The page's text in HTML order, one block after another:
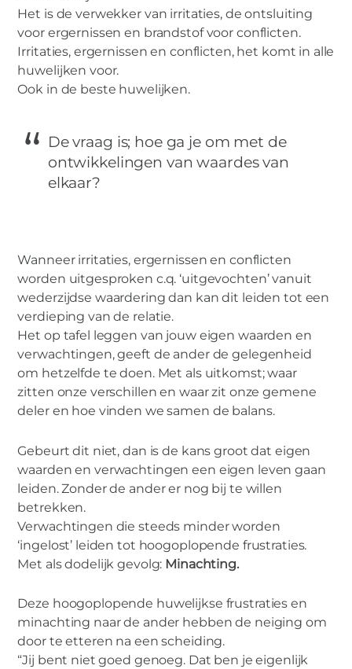
Het is de verwekker van irritaties, de ontsluiting
voor ergernissen en brandstof voor conflicten.
Irritaties, ergernissen en conflicten, het komt in alle
huwelijken voor.
Ook in de beste huwelijken.
De vraag is; hoe ga je om met de
ontwikkelingen van waardes van
elkaar?
Wanneer irritaties, ergernissen en conflicten
worden uitgesproken c.q. ‘uitgevochten’ vanuit
wederzijdse waardering dan kan dit leiden tot een
verdieping van de relatie.
Het op tafel leggen van jouw eigen waarden en
verwachtingen, geeft de ander de gelegenheid
om hetzelfde te doen. Met als uitkomst; waar
zitten onze verschillen en waar zit onze gemene
deler en hoe vinden we samen de balans.
Gebeurt dit niet, dan is de kans groot dat eigen
waarden en verwachtingen een eigen leven gaan
leiden. Zonder de ander er nog bij te willen
betrekken.
Verwachtingen die steeds minder worden
‘ingelost’ leiden tot hoogoplopende frustraties.
Met als dodelijk gevolg: Minachting.
Deze hoogoplopende huwelijkse frustraties en
minachting naar de ander hebben de neiging om
door te etteren na een scheiding.
“Jij bent niet goed genoeg. Dat ben je eigenlijk